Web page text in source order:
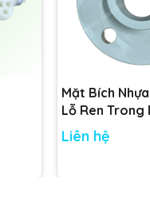
Mặt Bích
Lỗ Ren Trong
DN32, DN40,
chuẩn
Liên hệ